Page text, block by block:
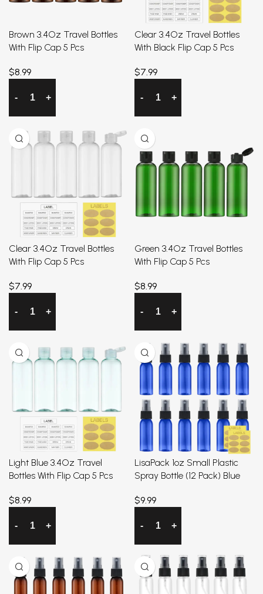
Brown 3.4Oz Travel Bottles
With Flip Cap 5 Pcs
$8.99
Clear 3.4Oz Travel Bottles
With Black Flip Cap 5 Pcs
$7.99
Clear 3.4Oz Travel Bottles
With Flip Cap 5 Pcs
$7.99
Green 3.4Oz Travel Bottles
With Flip Cap 5 Pcs
$8.99
Light Blue 3.4Oz Travel
Bottles With Flip Cap 5 Pcs
$8.99
LisaPack 1oz Small Plastic
Spray Bottle (12 Pack) Blue
$9.99